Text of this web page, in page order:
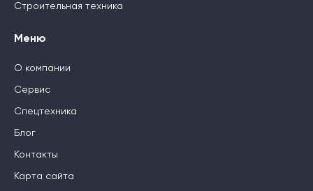
Строительная техника
Меню
О компании
Сервис
Спецтехника
Блог
Контакты
Карта сайта